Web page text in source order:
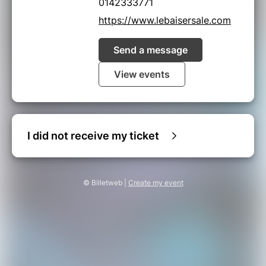
0142333771
https://www.lebaisersale.com
Send a message
View events
I did not receive my ticket
© Billetweb | Create my event